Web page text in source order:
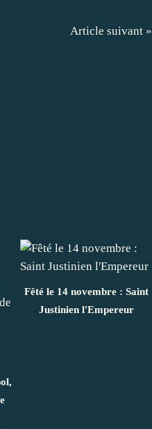
Article suivant »
Fêté le 14 novembre : Saint
Justinien l'Empereur